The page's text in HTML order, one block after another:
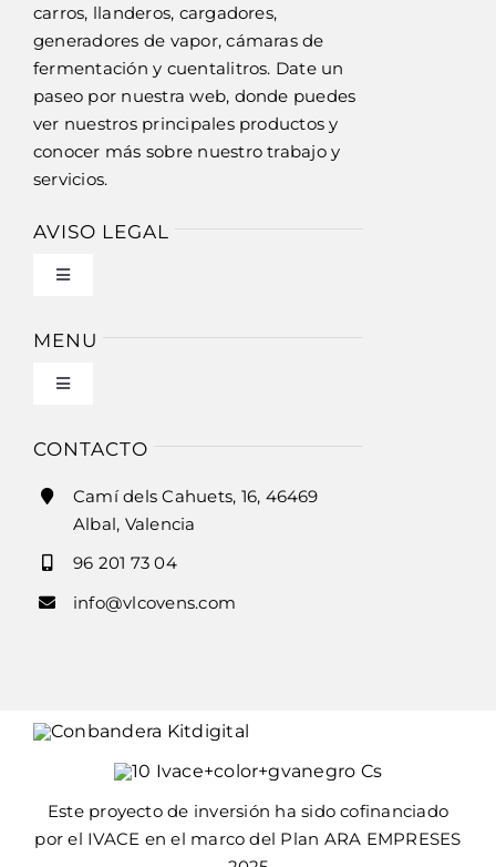
carros, llanderos, cargadores,
generadores de vapor, cámaras de
fermentación y cuentalitros. Date un
paseo por nuestra web, donde puedes
ver nuestros principales productos y
conocer más sobre nuestro trabajo y
servicios.
AVISO LEGAL
Toggle
Política de privacidad
MENU
Toggle
Inicio
Historia
Horno modelo hf
Horno modelo vrs
CONTACTO
Camí dels Cahuets, 16, 46469
Albal, Valencia
96 201 73 04
info@vlcovens.com
Este proyecto de inversión ha sido cofinanciado
por el IVACE en el marco del Plan ARA EMPRESES